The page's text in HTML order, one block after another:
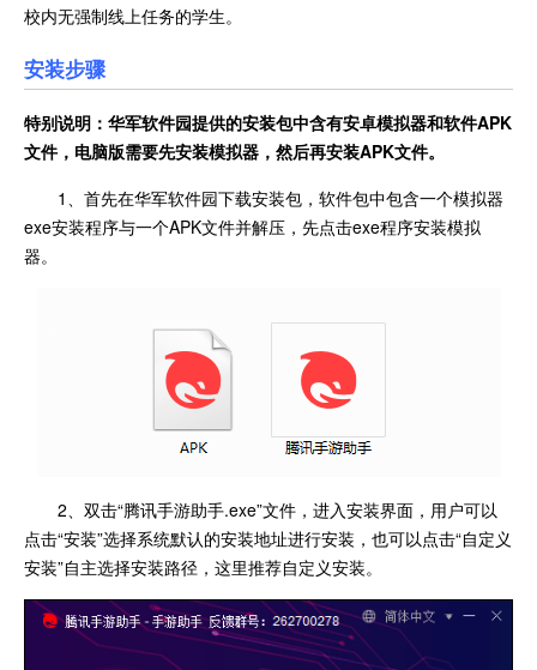
校内无强制线上任务的学生。
安装步骤
特别说明：华军软件园提供的安装包中含有安卓模拟器和软件APK
文件，电脑版需要先安装模拟器，然后再安装APK文件。
1、首先在华军软件园下载安装包，软件包中包含一个模拟器
exe安装程序与一个APK文件并解压，先点击exe程序安装模拟
器。
2、双击“腾讯手游助手.exe”文件，进入安装界面，用户可以
点击“安装”选择系统默认的安装地址进行安装，也可以点击“自定义
安装”自主选择安装路径，这里推荐自定义安装。